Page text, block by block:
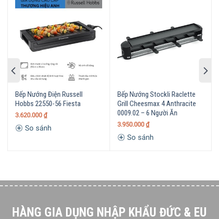
Cho phép điều chỉnh nhiệt độ tối ưu trên bề mặt nướng của
Thiết kế đặc biệt, cùng chất liệu cao cấp
được thiết kế 2 tấm nướng riêng biệt với chất liệu nhôm
Bếp Nướng Điện Russell
Hobbs 22550-56 Fiesta
3.620.000 ₫
So sánh
Bếp Nướng Stockli Raclette
Grill Cheesmax 4 Anthracite
0009.02 – 6 Người Ăn
3.950.000 ₫
So sánh
HÀNG GIA DỤNG NHẬP KHẨU ĐỨC & EU